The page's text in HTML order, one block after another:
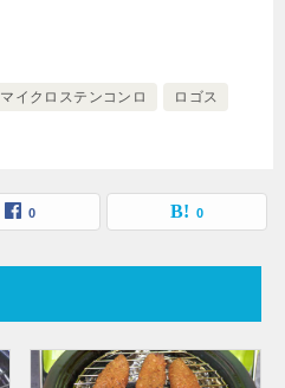
マイクロステンコンロ ロゴス
0 0